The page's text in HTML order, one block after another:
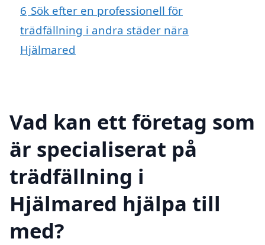
6 Sök efter en professionell för
trädfällning i andra städer nära
Hjälmared
Vad kan ett företag som
är specialiserat på
trädfällning i
Hjälmared hjälpa till
med?